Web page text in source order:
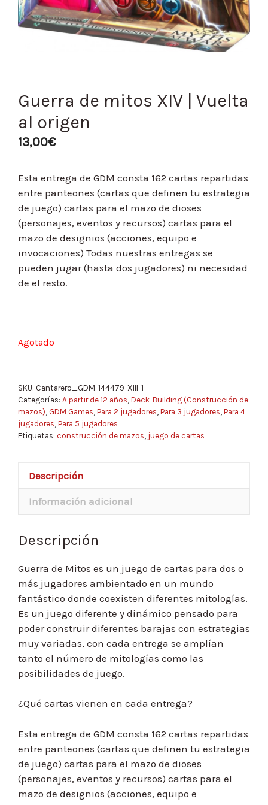
Guerra de mitos XIV | Vuelta
al origen
13,00€
Esta entrega de GDM consta 162 cartas repartidas
entre panteones (cartas que definen tu estrategia
de juego) cartas para el mazo de dioses
(personajes, eventos y recursos) cartas para el
mazo de designios (acciones, equipo e
invocaciones) Todas nuestras entregas se
pueden jugar (hasta dos jugadores) ni necesidad
de el resto.
Agotado
SKU: Cantarero_GDM-144479-XIII-1
Categorías: A partir de 12 años, Deck-Building (Construcción de
mazos), GDM Games, Para 2 jugadores, Para 3 jugadores, Para 4
jugadores, Para 5 jugadores
Etiquetas: construcción de mazos, juego de cartas
Descripción
Información adicional
Descripción
Guerra de Mitos es un juego de cartas para dos o
más jugadores ambientado en un mundo
fantástico donde coexisten diferentes mitologías.
Es un juego diferente y dinámico pensado para
poder construir diferentes barajas con estrategias
muy variadas, con cada entrega se amplían
tanto el número de mitologías como las
posibilidades de juego.
¿Qué cartas vienen en cada entrega?
Esta entrega de GDM consta 162 cartas repartidas
entre panteones (cartas que definen tu estrategia
de juego) cartas para el mazo de dioses
(personajes, eventos y recursos) cartas para el
mazo de designios (acciones, equipo e